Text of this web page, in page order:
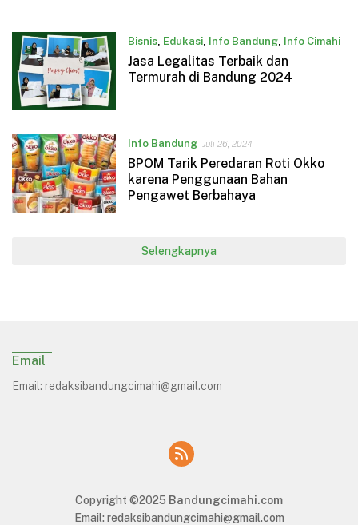
Bisnis, Edukasi, Info Bandung, Info Cimahi
Juli 27, 2024
Jasa Legalitas Terbaik dan
Termurah di Bandung 2024
Info Bandung Juli 26, 2024
BPOM Tarik Peredaran Roti Okko
karena Penggunaan Bahan
Pengawet Berbahaya
Selengkapnya
Email
Email: redaksibandungcimahi@gmail.com
Copyright ©2025 Bandungcimahi.com
Email: redaksibandungcimahi@gmail.com